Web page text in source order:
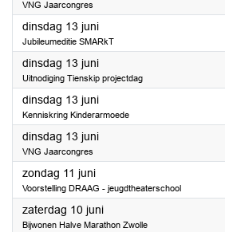
VNG Jaarcongres
dinsdag 13 juni2023
Jubileumeditie SMARkT
dinsdag 13 juni2023
Uitnodiging Tienskip projectdag
dinsdag 13 juni2023
Kenniskring Kinderarmoede
dinsdag 13 juni2023
VNG Jaarcongres
zondag 11 juni2023
Voorstelling DRAAG - jeugdtheaterschool
zaterdag 10 juni2023
Bijwonen Halve Marathon Zwolle